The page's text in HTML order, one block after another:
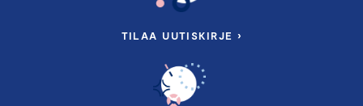
TILAA UUTISKIRJE ›